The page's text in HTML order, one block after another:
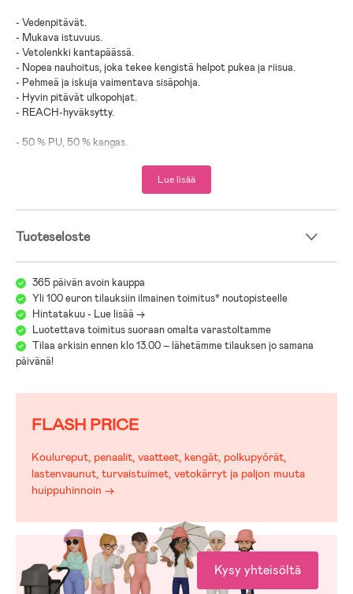
- Vedenpitävät.
- Mukava istuvuus.
- Vetolenkki kantapäässä.
- Nopea nauhoitus, joka tekee kengistä helpot pukea ja riisua.
- Pehmeä ja iskuja vaimentava sisäpohja.
- Hyvin pitävät ulkopohjat.
- REACH-hyväksytty.
- 50 % PU, 50 % kangas.
Lue lisää
Tuoteseloste
365 päivän avoin kauppa
Yli 100 euron tilauksiin ilmainen toimitus* noutopisteelle
Hintatakuu - Lue lisää ->
Luotettava toimitus suoraan omalta varastoltamme
Tilaa arkisin ennen klo 13.00 – lähetämme tilauksen jo samana
päivänä!
FLASH PRICE
Koulureput, penaalit, vaatteet, kengät, polkupyörät,
lastenvaunut, turvaistuimet, vetokärryt ja paljon muuta
huippuhinnoin →
Kysy yhteisöltä